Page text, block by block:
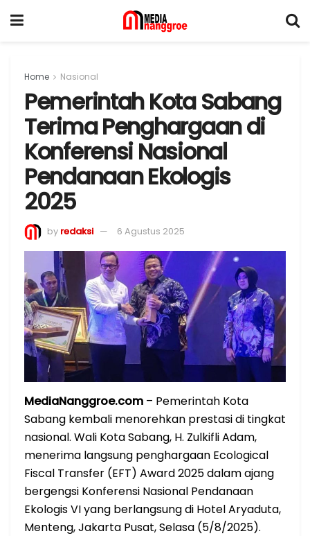
Home Nasional
Pemerintah Kota Sabang
Terima Penghargaan di
Konferensi Nasional
Pendanaan Ekologis
2025
by redaksi 6 Agustus 2025
MediaNanggroe.com – Pemerintah Kota
Sabang kembali menorehkan prestasi di tingkat
nasional. Wali Kota Sabang, H. Zulkifli Adam,
menerima langsung penghargaan Ecological
Fiscal Transfer (EFT) Award 2025 dalam ajang
bergengsi Konferensi Nasional Pendanaan
Ekologis VI yang berlangsung di Hotel Aryaduta,
Menteng, Jakarta Pusat, Selasa (5/8/2025).